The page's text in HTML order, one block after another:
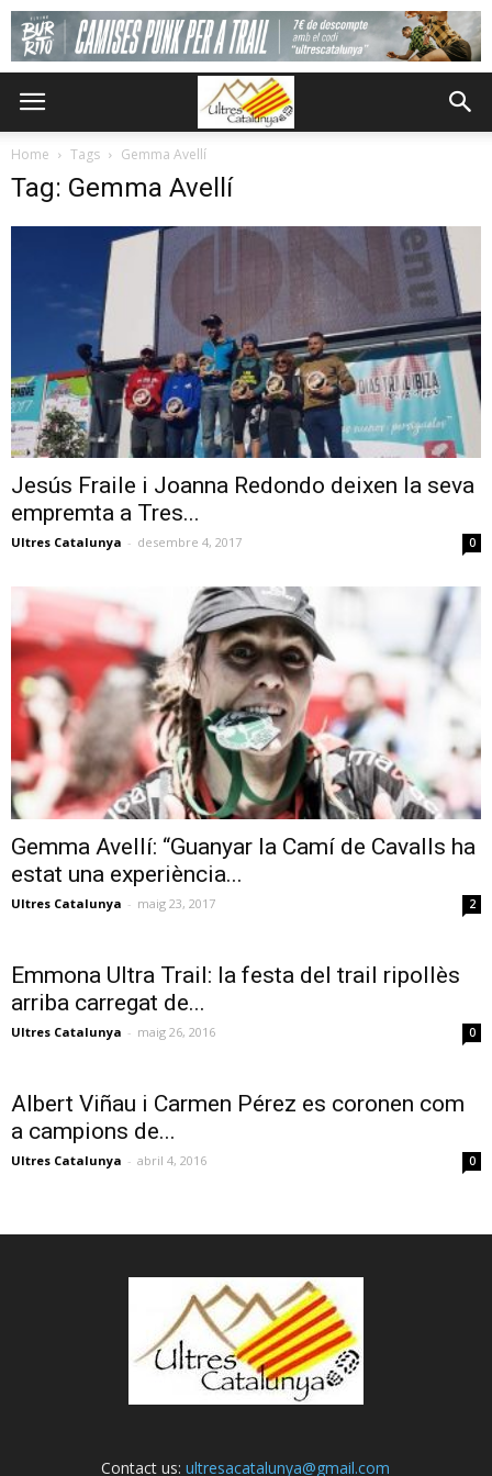
Home Tags Gemma Avellí
Tag: Gemma Avellí
Jesús Fraile i Joanna Redondo deixen la seva
empremta a Tres...
Ultres Catalunya - desembre 4, 2017 0
Gemma Avellí: “Guanyar la Camí de Cavalls ha
estat una experiència...
Ultres Catalunya - maig 23, 2017 2
Emmona Ultra Trail: la festa del trail ripollès
arriba carregat de...
Ultres Catalunya - maig 26, 2016 0
Albert Viñau i Carmen Pérez es coronen com
a campions de...
Ultres Catalunya - abril 4, 2016 0
Contact us:ultresacatalunya@gmail.com